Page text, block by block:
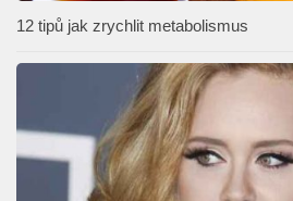
12 tipů jak zrychlit metabolismus